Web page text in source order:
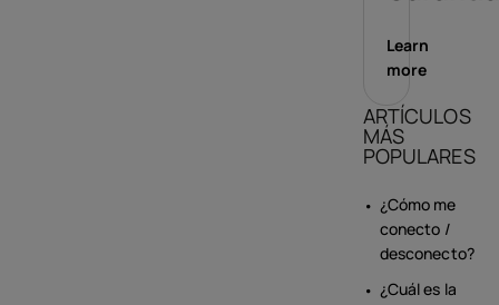
Learn
more
ARTÍCULOS
MÁS
POPULARES
¿Cómo me
conecto /
desconecto?
¿Cuál es la